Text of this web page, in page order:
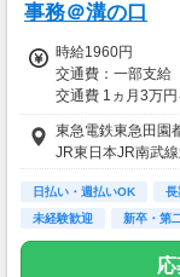
事務＠溝の口
時給1960円
交通費：一部支給
交通費 1ヵ月3万
月収例 27万4400
×4週
※月収例を保証す
東急電鉄東急田園
JR東日本JR南武
日払い・週払いOK 長
未経験歓迎
新卒・第
ＰＣスキル不要